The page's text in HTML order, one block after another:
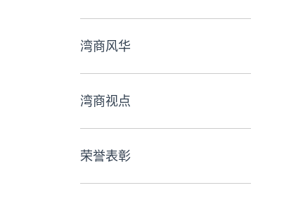
湾商风华
湾商视点
荣誉表彰